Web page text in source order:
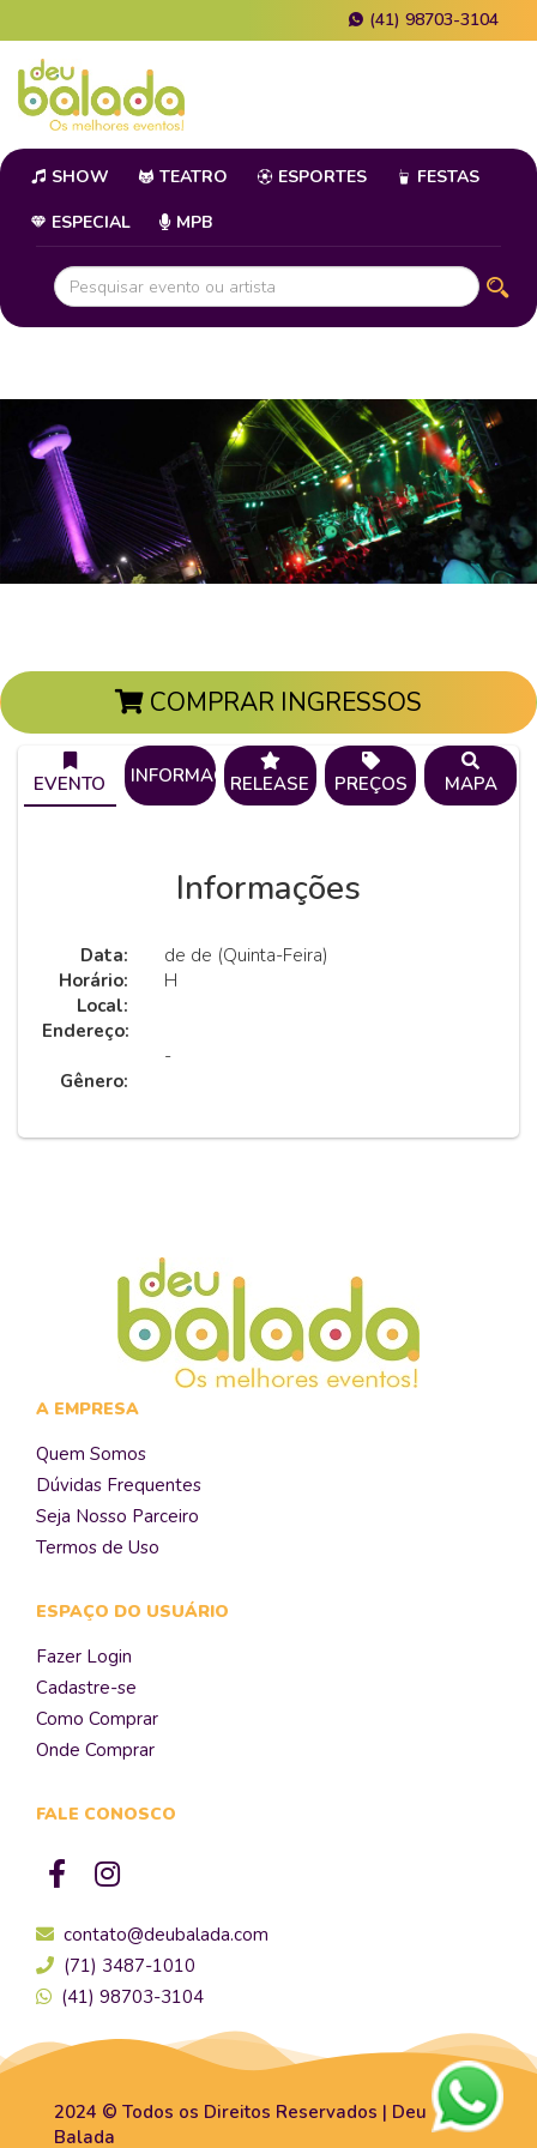
(41) 98703-3104
SHOW TEATRO ESPORTES FESTAS
ESPECIAL MPB
COMPRAR INGRESSOS
EVENTO INFORMAÇÕESRELEASE PREÇOS MAPA
Informações
Data:
de de (Quinta-Feira)
Horário:
H
Local:
Endereço:
-
Gênero:
A EMPRESA
Quem Somos
Dúvidas Frequentes
Seja Nosso Parceiro
Termos de Uso
ESPAÇO DO USUÁRIO
Fazer Login
Cadastre-se
Como Comprar
Onde Comprar
FALE CONOSCO
contato@deubalada.com
(71) 3487-1010
(41) 98703-3104
2024 © Todos os Direitos Reservados | Deu
Balada